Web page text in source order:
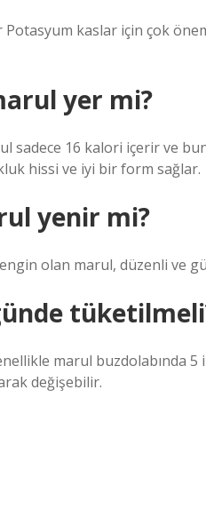
kaslar için çok
yer mi?
sadece 16 kalori içerir ve
hissi ve iyi bir form sağlar.
yenir mi?
olan marul, düzenli ve
marul buzdolabında
değişebilir.